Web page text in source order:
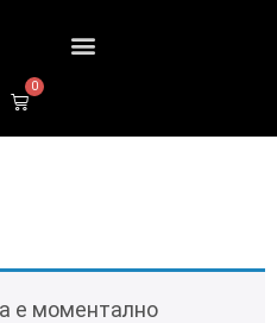
0
е моментално